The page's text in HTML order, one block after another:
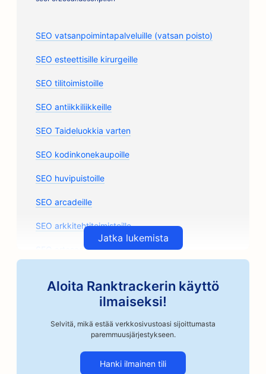
SEO vatsanpoimintapalveluille (vatsan poisto)
SEO esteettisille kirurgeille
SEO tilitoimistoille
SEO antiikkiliikkeille
SEO Taideluokkia varten
SEO kodinkonekaupoille
SEO huvipuistoille
SEO arcadeille
SEO arkkitehtitoimistoille
SEO artesaanikahvipaahtimoille
SEO autokorjaamoille
SEO autokorjaamoille
SEO takuusitoumusten palveluille
Jatka lukemista
Aloita Ranktrackerin käyttö
ilmaiseksi!
Selvitä, mikä estää verkkosivustoasi sijoittumasta
paremmuusjärjestykseen.
Hanki ilmainen tili